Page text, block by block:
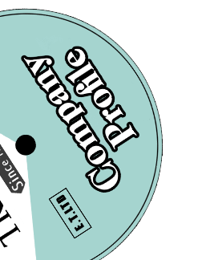
[DECCA] K.フェリアー
(ca)/ 「宗教曲アリ
ア・リサイタル」バッ
ハ:マタイ, ヨハネ, ロ短
調ミサ, ヘンデル:サム
ソン 他
¥ 3,850
ート盤
ち』
け』
ラ』